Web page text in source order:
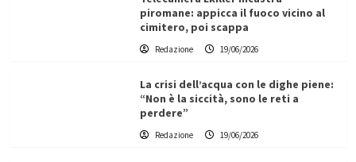
piromane: appicca il fuoco vicino al
cimitero, poi scappa
Redazione 19/06/2026
La crisi dell’acqua con le dighe piene:
“Non è la siccità, sono le reti a
perdere”
Redazione 19/06/2026